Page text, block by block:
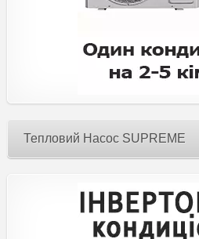
Тепловий Насос SUPREME